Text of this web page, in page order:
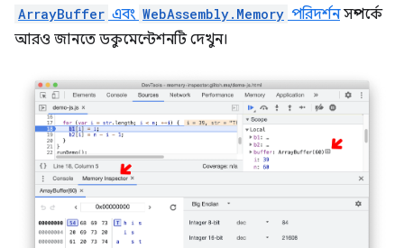
ArrayBuffer এবং WebAssembly.Memory পরিদর্শনসম্পর্কে
আরও জানতে ডকুমেন্টেশনটি দেখুন।